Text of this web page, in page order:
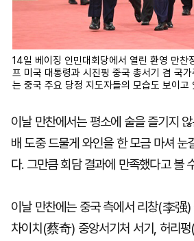
14일 베이징 인민대회당에서 열린 환영 만찬
프 미국 대통령과 시진핑 중국 총서기 겸 국
는 중국 주요 당정 지도자들의 모습도 보이고
이날 만찬에서는 평소에 술을 즐기지
배 도중 드물게 와인을 한 모금 마셔 눈
다. 그만큼 회담 결과에 만족했다고 볼
이날 만찬에는 중국 측에서 리창(李强)
차이치(蔡奇) 중앙서기처 서기, 허리